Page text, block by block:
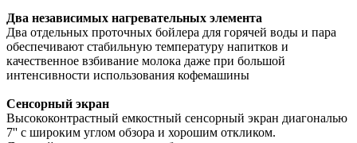
Два независимых нагревательных элемента
Два отдельных проточных бойлера для горячей воды и пара
обеспечивают стабильную температуру напитков и
качественное взбивание молока даже при большой
интенсивности использования кофемашины
Сенсорный экран
Высококонтрастный емкостный сенсорный экран диагональю
7'' с широким углом обзора и хорошим откликом.